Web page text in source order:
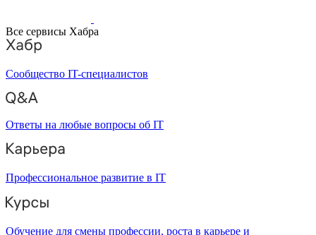
Все сервисы Хабра
Сообщество IT-специалистов
Ответы на любые вопросы об IT
Профессиональное развитие в IT
Обучение для смены профессии, роста в карьере и